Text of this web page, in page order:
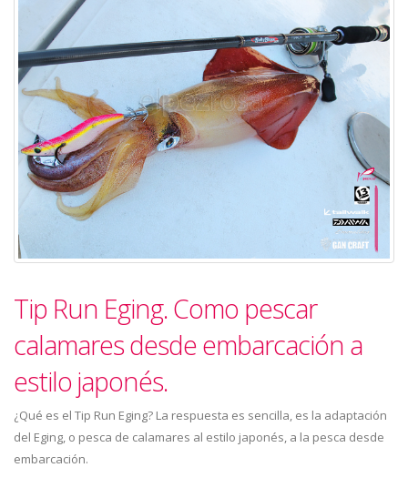
Tip Run Eging. Como pescar
calamares desde embarcación a
estilo japonés.
¿Qué es el Tip Run Eging? La respuesta es sencilla, es la adaptación
del Eging, o pesca de calamares al estilo japonés, a la pesca desde
embarcación.